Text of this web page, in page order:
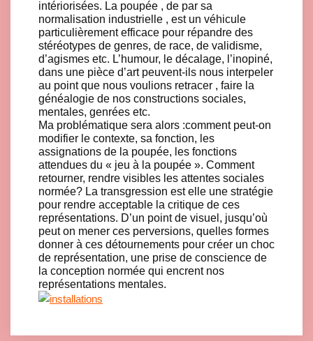
intériorisées. La poupée , de par sa
normalisation industrielle , est un véhicule
particulièrement efficace pour répandre des
stéréotypes de genres, de race, de validisme,
d’agismes etc. L’humour, le décalage, l’inopiné,
dans une pièce d’art peuvent-ils nous interpeler
au point que nous voulions retracer , faire la
généalogie de nos constructions sociales,
mentales, genrées etc.
Ma problématique sera alors :comment peut-on
modifier le contexte, sa fonction, les
assignations de la poupée, les fonctions
attendues du « jeu à la poupée ». Comment
retourner, rendre visibles les attentes sociales
normée? La transgression est elle une stratégie
pour rendre acceptable la critique de ces
représentations. D’un point de visuel, jusqu’où
peut on mener ces perversions, quelles formes
donner à ces détournements pour créer un choc
de représentation, une prise de conscience de
la conception normée qui encrent nos
représentations mentales.